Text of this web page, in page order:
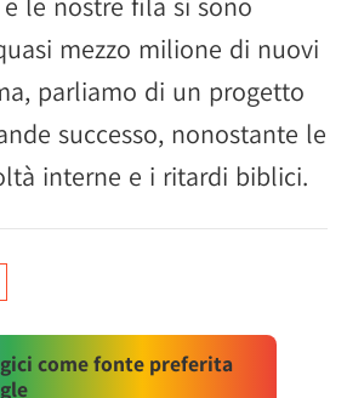
mezzo milione di nuovi
parliamo di un progetto
successo, nonostante le
interne e i ritardi biblici.
come fonte preferita